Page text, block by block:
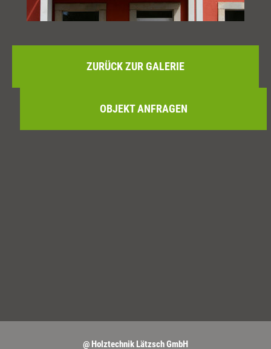
ZURÜCK ZUR GALERIE
OBJEKT ANFRAGEN
@ Holztechnik Lätzsch GmbH